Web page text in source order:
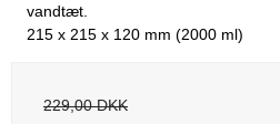
vandtæt.
215 x 215 x 120 mm (2000 ml)
229,00 DKK